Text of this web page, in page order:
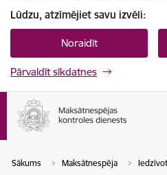
Lūdzu, atzīmējiet savu izvēli:
Noraidīt
Pārvaldīt sīkdatnes
Sākums Maksātnespēja